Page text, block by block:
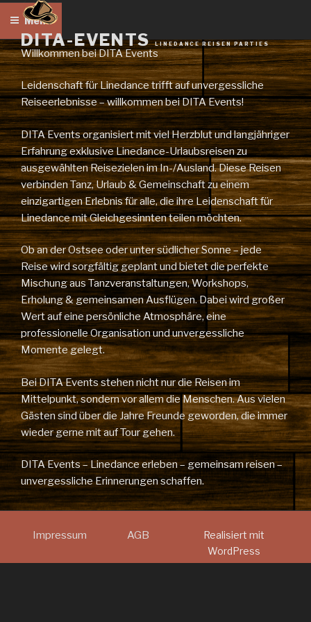
Inhalt
springenDITA-EVENTSLINEDANCE REISEN PARTIES
Menü
Willkommen bei DITA Events
Leidenschaft für Linedance trifft auf unvergessliche
Reiseerlebnisse – willkommen bei DITA Events!
DITA Events organisiert mit viel Herzblut und langjähriger
Erfahrung exklusive Linedance-Urlaubsreisen zu
ausgewählten Reisezielen im In-/Ausland. Diese Reisen
verbinden Tanz, Urlaub & Gemeinschaft zu einem
einzigartigen Erlebnis für alle, die ihre Leidenschaft für
Linedance mit Gleichgesinnten teilen möchten.
Ob an der Ostsee oder unter südlicher Sonne – jede
Reise wird sorgfältig geplant und bietet die perfekte
Mischung aus Tanzveranstaltungen, Workshops,
Erholung & gemeinsamen Ausflügen. Dabei wird großer
Wert auf eine persönliche Atmosphäre, eine
professionelle Organisation und unvergessliche
Momente gelegt.
Bei DITA Events stehen nicht nur die Reisen im
Mittelpunkt, sondern vor allem die Menschen. Aus vielen
Gästen sind über die Jahre Freunde geworden, die immer
wieder gerne mit auf Tour gehen.
DITA Events – Linedance erleben – gemeinsam reisen –
unvergessliche Erinnerungen schaffen.
Impressum AGB
Realisiert mit
WordPress